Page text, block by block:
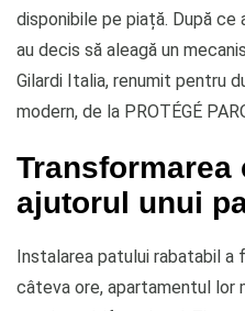
disponibile pe piață. După
au decis să aleagă un
Gilardi Italia, renumit pentru
modern, de la PROTÉGÉ
Transformarea
ajutorul unui
Instalarea patului rabatabil a
câteva ore, apartamentul